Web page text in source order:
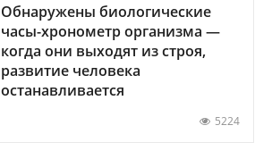
Обнаружены биологические
часы-хронометр организма —
когда они выходят из строя,
развитие человека
останавливается
5224